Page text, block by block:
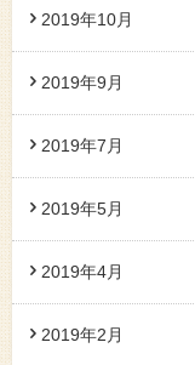
2019年10月
2019年9月
2019年7月
2019年5月
2019年4月
2019年2月